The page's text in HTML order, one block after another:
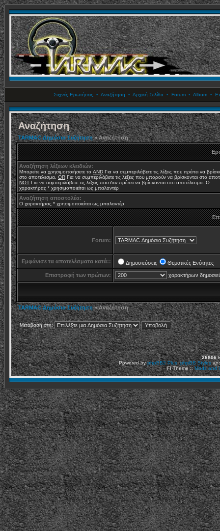
Συχνές Ερωτήσεις • Αναζήτηση • Αρχική Σελίδα• Forum• Album•
Αναζήτηση
TARMAC Δημόσια Συζήτηση» Αναζήτηση
Αναζήτηση λέξεων κλειδιών:
Μπορείτε να χρησιμοποιήσετε το AND Για να συμπεριλάβετε τις λέξεις που πρέπει να
στο αποτέλεσμα, OR Για να συμπεριλάβετε τις λέξεις που μπορούν να βρίσκονται στο
NOT Για να συμπεριλάβετε τις λέξεις που δεν πρέπει να βρίσκονται στο αποτέλεσμα. Ο
χαρακτήρας * χρησιμοποιείται ως μπαλαντέρ
Αναζήτηση αποστολέα:
Ο χαρακτήρας * χρησιμοποιείται ως μπαλαντέρ
Forum:
Εμφάνισε τα αποτελέσματα κατά:: Δημοσιεύσεις Θεματικές Ενότητες
Επιστροφή των πρώτων: χαρακτήρων
TARMAC Δημόσια Συζήτηση» Αναζήτηση
Μετάβαση στη:
26806
Powered byphpBB2 Plus,phpBB Styles
FI Theme ::Mods and